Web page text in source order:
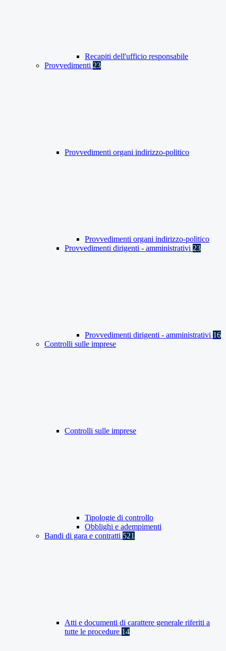
Recapiti dell'ufficio responsabile
Provvedimenti 23
Provvedimenti organi indirizzo-politico
Provvedimenti organi indirizzo-politico
Provvedimenti dirigenti - amministrativi 23
Provvedimenti dirigenti - amministrativi 16
Controlli sulle imprese
Controlli sulle imprese
Tipologie di controllo
Obblighi e adempimenti
Bandi di gara e contratti 521
Atti e documenti di carattere generale riferiti a
tutte le procedure 14